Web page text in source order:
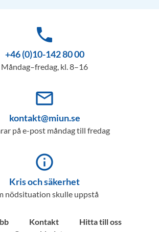
phone
+46 (0)10-142 80 00
Måndag–fredag, kl. 8–16
mail_outline
kontakt@miun.se
på e-post måndag till fredag
info_outline
Kris och säkerhet
nödsituation skulle uppstå
Kontakt
Hitta till oss